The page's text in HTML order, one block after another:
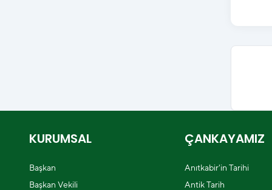
KURUMSAL
Başkan
Başkan Vekili
ÇANKAYAMIZ
Anıtkabir'in Tarihi
Antik Tarih